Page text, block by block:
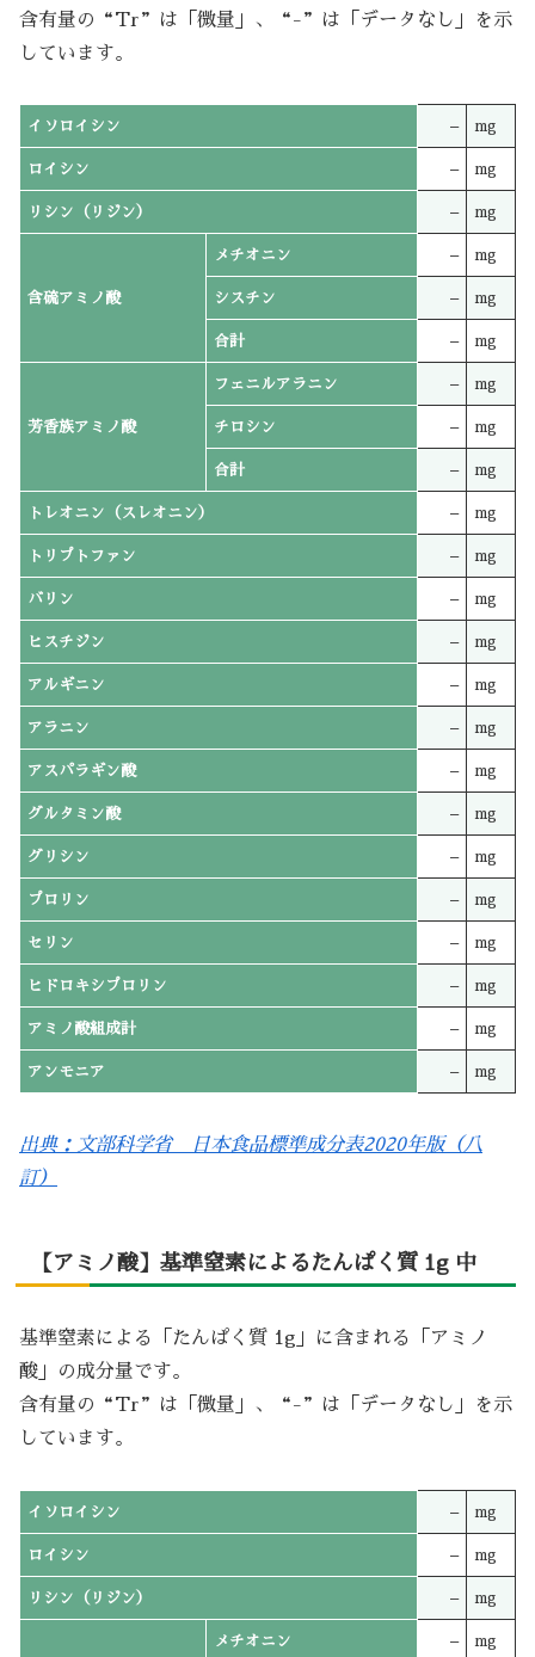
含有量の“Tr”は「微量」、“-”は「データなし」を示
しています。
イソロイシン – mg
ロイシン – mg
リシン（リジン） – mg
含硫アミノ酸
メチオニン – mg
シスチン – mg
合計 – mg
芳香族アミノ酸
フェニルアラニン – mg
チロシン – mg
合計 – mg
トレオニン（スレオニン） – mg
トリプトファン – mg
バリン – mg
ヒスチジン – mg
アルギニン – mg
アラニン – mg
アスパラギン酸 – mg
グルタミン酸 – mg
グリシン – mg
プロリン – mg
セリン – mg
ヒドロキシプロリン – mg
アミノ酸組成計 – mg
アンモニア – mg
出典：文部科学省 日本食品標準成分表2020年版（八
訂）
【アミノ酸】基準窒素によるたんぱく質 1g 中
基準窒素による「たんぱく質 1g」に含まれる「アミノ
酸」の成分量です。
含有量の“Tr”は「微量」、“-”は「データなし」を示
しています。
イソロイシン – mg
ロイシン – mg
リシン（リジン） – mg
メチオニン – mg